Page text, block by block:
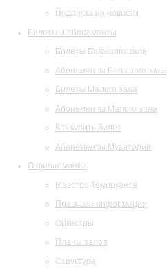
Подписка на новости
Билеты и абонементы
Билеты Большого зала
Абонементы Большого зала
Билеты Малого зала
Абонементы Малого зала
Как купить билет
Абонементы Музитория
О филармонии
Маэстро Темирканов
Правовая информация
Оркестры
Планы залов
Структура